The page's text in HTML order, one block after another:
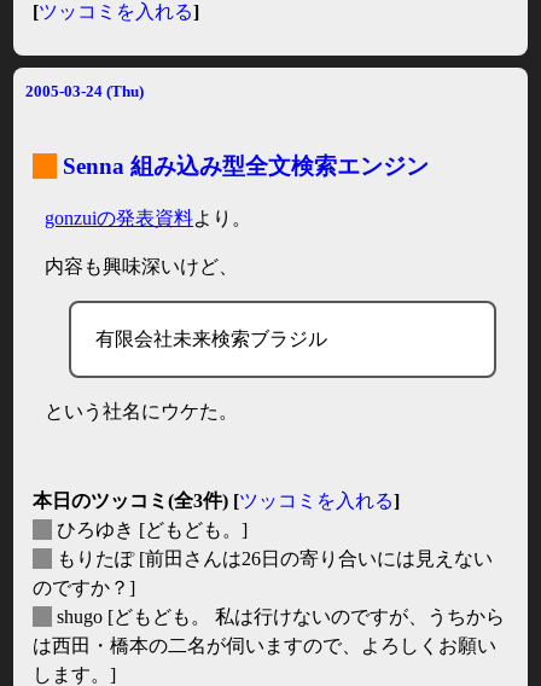
[ツッコミを入れる]
2005-03-24 (Thu)
Senna 組み込み型全文検索エンジン
gonzuiの発表資料より。
内容も興味深いけど、
有限会社未来検索ブラジル
という社名にウケた。
本日のツッコミ(全3件) [ツッコミを入れる]
ひろゆき [どもども。]
もりたぽ[前田さんは26日の寄り合いには見えない
のですか？]
shugo [どもども。 私は行けないのですが、うちから
は西田・橋本の二名が伺いますので、よろしくお願い
します。]